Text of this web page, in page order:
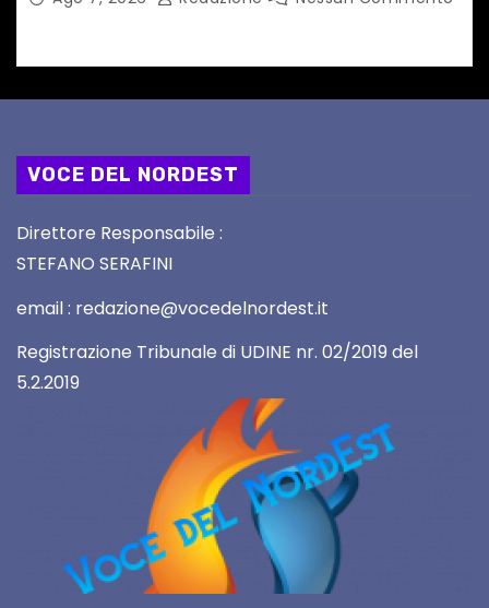
VOCE DEL NORDEST
Direttore Responsabile :
STEFANO SERAFINI
email : redazione@vocedelnordest.it
Registrazione Tribunale di UDINE nr. 02/2019 del
5.2.2019